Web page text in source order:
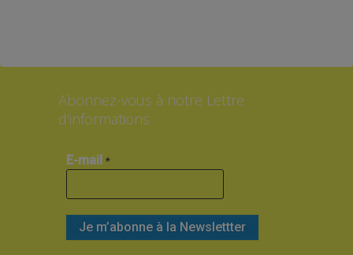
Abonnez-vous à notre Lettre
d’informations
E-mail *